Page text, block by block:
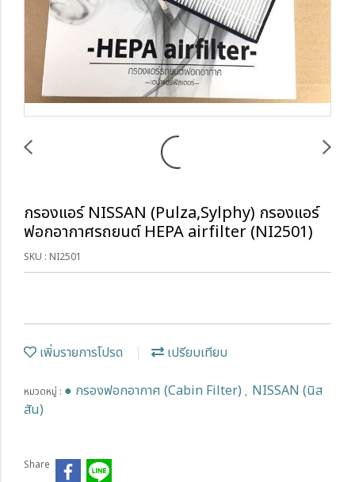
กรองแอร์ NISSAN (Pulza,Sylphy) กรองแอร์
ฟอกอากาศรถยนต์ HEPA airfilter (NI2501)
SKU : NI2501
เพิ่มรายการโปรด เปรียบเทียบ
หมวดหมู่ : ● กรองฟอกอากาศ (Cabin Filter) , NISSAN (นิส
สัน)
Share